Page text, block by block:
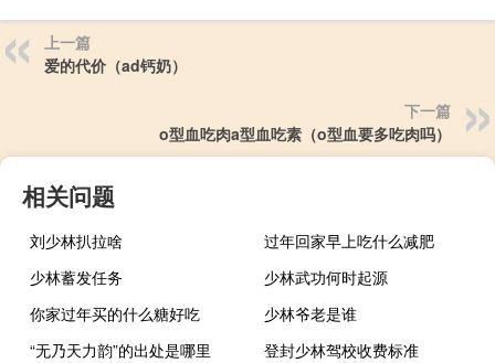
上一篇
爱的代价（ad钙奶）
下一篇
o型血吃肉a型血吃素（o型血要多吃肉吗）
相关问题
刘少林扒拉啥
过年回家早上吃什么减肥
少林蓄发任务
少林武功何时起源
你家过年买的什么糖好吃
少林爷老是谁
“无乃天力韵”的出处是哪里
登封少林驾校收费标准